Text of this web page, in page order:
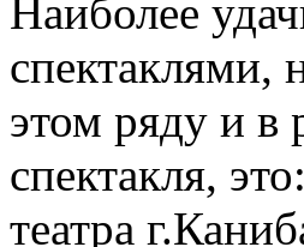
Наиболее
спектаклями,
этом ряду и в
спектакля,
театра